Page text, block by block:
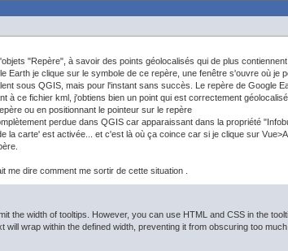
"Repère", à savoir des points géolocalisés qui de plus
Earth je clique sur le symbole de ce repère, une fenêtre s'ouvre où je
sous QGIS, mais pour l'instant sans succès. Le repère de Google
à ce fichier kml, j'obtiens bien un point qui est correctement
ou en positionnant le pointeur sur le repère
perdue dans QGIS car apparaissant dans la propriété
la carte' est activée... et c'est là où ça coince car si je clique sur
me dire comment me sortir de cette situation .
the width of tooltips. However, you can use HTML and CSS in the
wrap within the defined width, preventing it from obscuring too much